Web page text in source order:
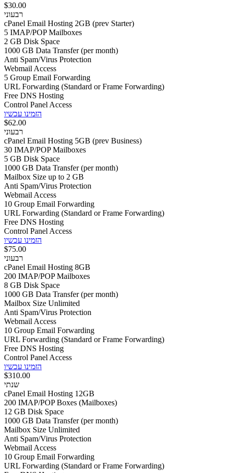
$30.00
רבעוני
cPanel Email Hosting 2GB (prev Starter)
5 IMAP/POP Mailboxes
2 GB Disk Space
1000 GB Data Transfer (per month)
Anti Spam/Virus Protection
Webmail Access
5 Group Email Forwarding
URL Forwarding (Standard or Frame Forwarding)
Free DNS Hosting
Control Panel Access
הזמינו עכשיו
$62.00
רבעוני
cPanel Email Hosting 5GB (prev Business)
30 IMAP/POP Mailboxes
5 GB Disk Space
1000 GB Data Transfer (per month)
Mailbox Size up to 2 GB
Anti Spam/Virus Protection
Webmail Access
10 Group Email Forwarding
URL Forwarding (Standard or Frame Forwarding)
Free DNS Hosting
Control Panel Access
הזמינו עכשיו
$75.00
רבעוני
cPanel Email Hosting 8GB
200 IMAP/POP Mailboxes
8 GB Disk Space
1000 GB Data Transfer (per month)
Mailbox Size Unlimited
Anti Spam/Virus Protection
Webmail Access
10 Group Email Forwarding
URL Forwarding (Standard or Frame Forwarding)
Free DNS Hosting
Control Panel Access
הזמינו עכשיו
$310.00
שנתי
cPanel Email Hosting 12GB
200 IMAP/POP Boxes (Mailboxes)
12 GB Disk Space
1000 GB Data Transfer (per month)
Mailbox Size Unlimited
Anti Spam/Virus Protection
Webmail Access
10 Group Email Forwarding
URL Forwarding (Standard or Frame Forwarding)